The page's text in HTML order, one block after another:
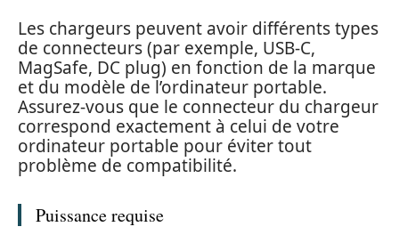
Les chargeurs peuvent avoir différents types
de connecteurs (par exemple, USB-C,
MagSafe, DC plug) en fonction de la marque
et du modèle de l’ordinateur portable.
Assurez-vous que le connecteur du chargeur
correspond exactement à celui de votre
ordinateur portable pour éviter tout
problème de compatibilité.
Puissance requise